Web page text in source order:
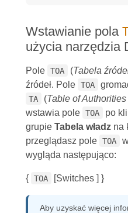
Wstawianie pola
użycia narzędzia
Pole TOA (Tabela
źródeł. Pole TOA
TA (Table of
wstawia pole TOA po
grupie Tabela władzna
przeglądasz pole TOA
wygląda następująco:
{ TOA [Switches ] }
Aby uzyskać więcej